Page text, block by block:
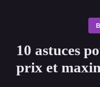
10 astuces
prix et